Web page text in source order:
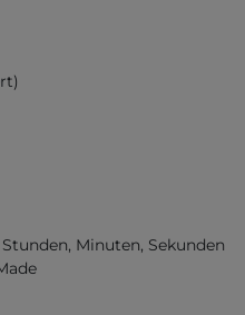
Minuten, Sekunden